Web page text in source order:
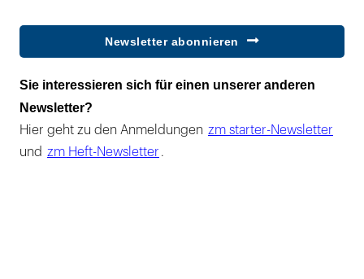
Newsletter abonnieren
Sie interessieren sich für einen unserer anderen
Newsletter?
Hier geht zu den Anmeldungen zm starter-Newsletter
und zm Heft-Newsletter .